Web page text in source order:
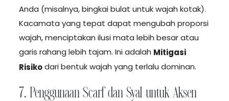
Anda (misalnya, bingkai bulat untuk wajah kotak).
Kacamata yang tepat dapat mengubah proporsi
wajah, menciptakan ilusi mata lebih besar atau
garis rahang lebih tajam. Ini adalah Mitigasi
Risikodari bentuk wajah yang terlalu dominan.
7. Penggunaan Scarf dan Syal untuk Aksen